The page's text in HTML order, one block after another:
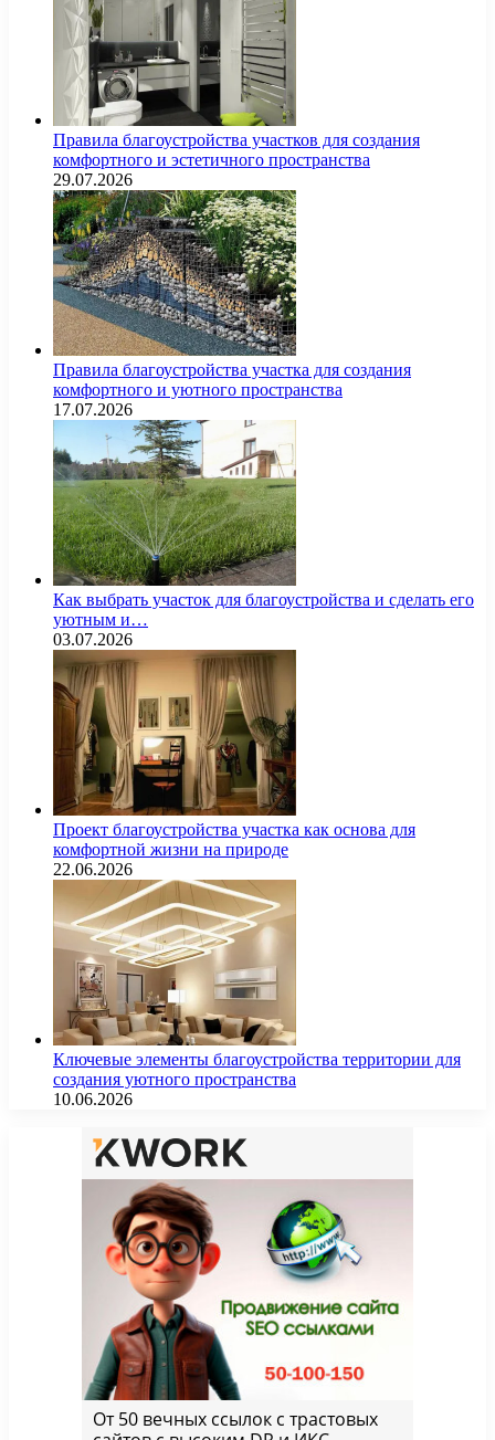
Правила благоустройства участков для создания
комфортного и эстетичного пространства
29.07.2026
Правила благоустройства участка для создания
комфортного и уютного пространства
17.07.2026
Как выбрать участок для благоустройства и сделать его
уютным и…
03.07.2026
Проект благоустройства участка как основа для
комфортной жизни на природе
22.06.2026
Ключевые элементы благоустройства территории для
создания уютного пространства
10.06.2026